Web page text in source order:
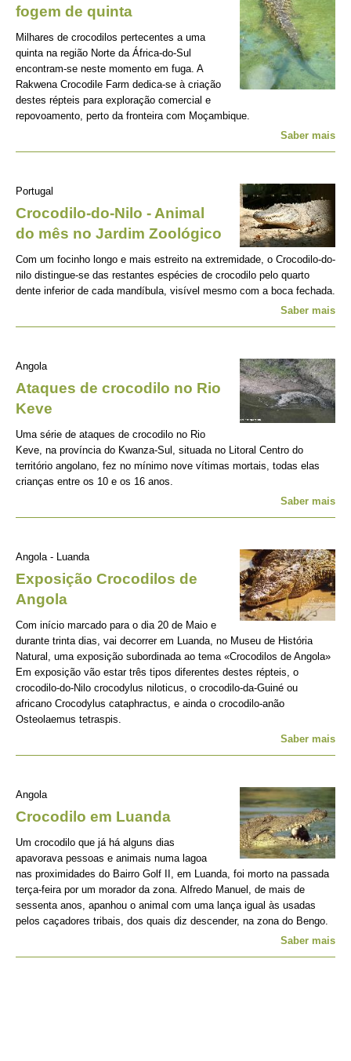
fogem de quinta
Milhares de crocodilos pertecentes a uma
quinta na região Norte da África-do-Sul
encontram-se neste momento em fuga. A
Rakwena Crocodile Farm dedica-se à criação
destes répteis para exploração comercial e
repovoamento, perto da fronteira com Moçambique.
Saber mais
Portugal
Crocodilo-do-Nilo - Animal
do mês no Jardim Zoológico
Com um focinho longo e mais estreito na extremidade, o Crocodilo-do-
nilo distingue-se das restantes espécies de crocodilo pelo quarto
dente inferior de cada mandíbula, visível mesmo com a boca fechada.
Saber mais
Angola
Ataques de crocodilo no Rio
Keve
Uma série de ataques de crocodilo no Rio
Keve, na província do Kwanza-Sul, situada no Litoral Centro do
território angolano, fez no mínimo nove vítimas mortais, todas elas
crianças entre os 10 e os 16 anos.
Saber mais
Angola - Luanda
Exposição Crocodilos de
Angola
Com início marcado para o dia 20 de Maio e
durante trinta dias, vai decorrer em Luanda, no Museu de História
Natural, uma exposição subordinada ao tema «Crocodilos de Angola»
Em exposição vão estar três tipos diferentes destes répteis, o
crocodilo-do-Nilo crocodylus niloticus, o crocodilo-da-Guiné ou
africano Crocodylus cataphractus, e ainda o crocodilo-anão
Osteolaemus tetraspis.
Saber mais
Angola
Crocodilo em Luanda
Um crocodilo que já há alguns dias
apavorava pessoas e animais numa lagoa
nas proximidades do Bairro Golf II, em Luanda, foi morto na passada
terça-feira por um morador da zona. Alfredo Manuel, de mais de
sessenta anos, apanhou o animal com uma lança igual às usadas
pelos caçadores tribais, dos quais diz descender, na zona do Bengo.
Saber mais